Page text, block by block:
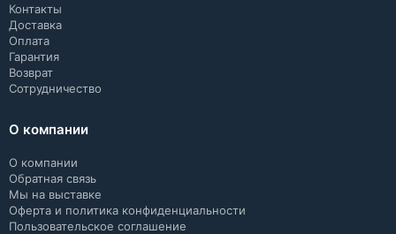
Контакты
Доставка
Оплата
Гарантия
Возврат
Сотрудничество
О компании
О компании
Обратная связь
Мы на выставке
Оферта и политика конфиденциальности
Пользовательское соглашение